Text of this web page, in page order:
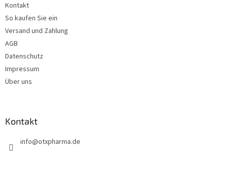
Kontakt
So kaufen Sie ein
Versand und Zahlung
AGB
Datenschutz
Impressum
Über uns
Kontakt
info@otxpharma.de